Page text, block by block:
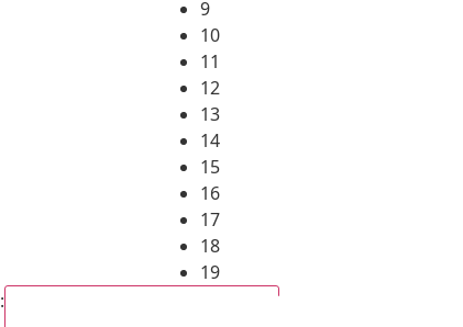
9
10
11
12
13
14
15
16
17
18
19
: